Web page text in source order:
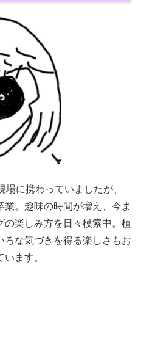
に携わっていましたが、
。趣味の時間が増え、今ま
の楽しみ方を日々模索中。植
な気づきを得る楽しさもお
ます。